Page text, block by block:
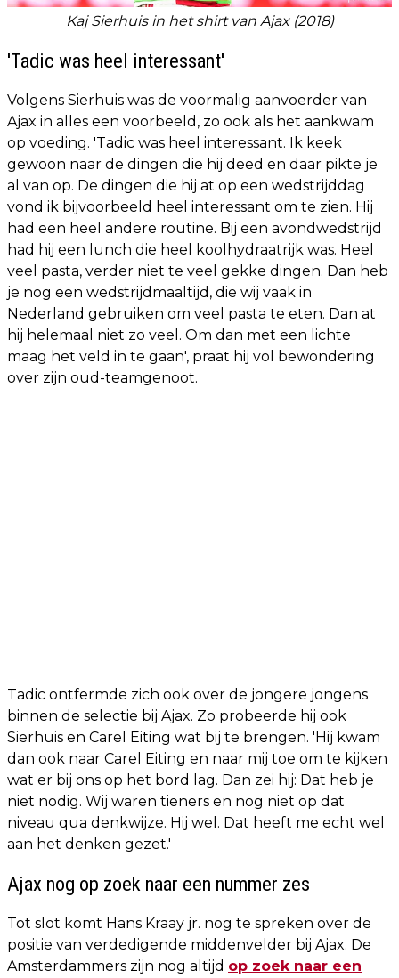
Kaj Sierhuis in het shirt van Ajax (2018)
'Tadic was heel interessant'
Volgens Sierhuis was de voormalig aanvoerder van
Ajax in alles een voorbeeld, zo ook als het aankwam
op voeding. 'Tadic was heel interessant. Ik keek
gewoon naar de dingen die hij deed en daar pikte je
al van op. De dingen die hij at op een wedstrijddag
vond ik bijvoorbeeld heel interessant om te zien. Hij
had een heel andere routine. Bij een avondwedstrijd
had hij een lunch die heel koolhydraatrijk was. Heel
veel pasta, verder niet te veel gekke dingen. Dan heb
je nog een wedstrijdmaaltijd, die wij vaak in
Nederland gebruiken om veel pasta te eten. Dan at
hij helemaal niet zo veel. Om dan met een lichte
maag het veld in te gaan', praat hij vol bewondering
over zijn oud-teamgenoot.
Tadic ontfermde zich ook over de jongere jongens
binnen de selectie bij Ajax. Zo probeerde hij ook
Sierhuis en Carel Eiting wat bij te brengen. 'Hij kwam
dan ook naar Carel Eiting en naar mij toe om te kijken
wat er bij ons op het bord lag. Dan zei hij: Dat heb je
niet nodig. Wij waren tieners en nog niet op dat
niveau qua denkwijze. Hij wel. Dat heeft me echt wel
aan het denken gezet.'
Ajax nog op zoek naar een nummer zes
Tot slot komt Hans Kraay jr. nog te spreken over de
positie van verdedigende middenvelder bij Ajax. De
Amsterdammers zijn nog altijd op zoek naar een